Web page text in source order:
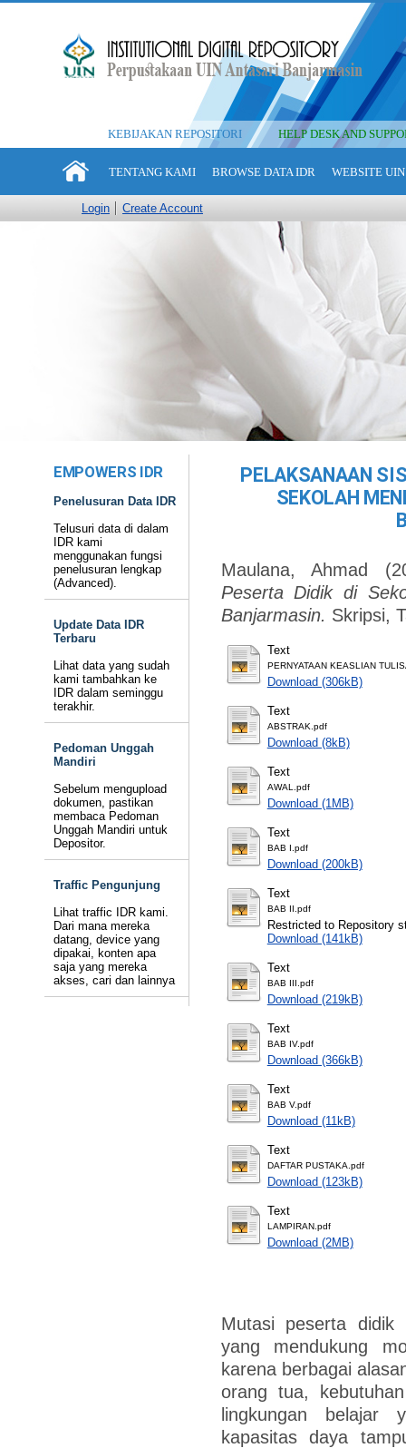
KEBIJAKAN REPOSITORI HELP DESK AND
TENTANG KAMI BROWSE DATA IDR WEBSITE
Login Create Account
EMPOWERS IDR
Penelusuran Data IDR
Telusuri data di dalam
IDR kami
menggunakan fungsi
penelusuran lengkap
(Advanced).
Update Data IDR
Terbaru
Lihat data yang sudah
kami tambahkan ke
IDR dalam seminggu
terakhir.
Pedoman Unggah
Mandiri
Sebelum mengupload
dokumen, pastikan
membaca Pedoman
Unggah Mandiri untuk
Depositor.
Traffic Pengunjung
Lihat traffic IDR kami.
Dari mana mereka
datang, device yang
dipakai, konten apa
saja yang mereka
akses, cari dan lainnya
PELAKSANAAN
SEKOLAH
Maulana, Ahmad
Peserta Didik di
Banjarmasin. Skripsi,
Text
PERNYATAAN KEASLIAN
Download (306kB)
Text
ABSTRAK.pdf
Download (8kB)
Text
AWAL.pdf
Download (1MB)
Text
BAB I.pdf
Download (200kB)
Text
BAB II.pdf
Restricted to Repository
Download (141kB)
Text
BAB III.pdf
Download (219kB)
Text
BAB IV.pdf
Download (366kB)
Text
BAB V.pdf
Download (11kB)
Text
DAFTAR PUSTAKA.pdf
Download (123kB)
Text
LAMPIRAN.pdf
Download (2MB)
Mutasi peserta didik
yang mendukung
karena berbagai
orang tua,
lingkungan
kapasitas daya